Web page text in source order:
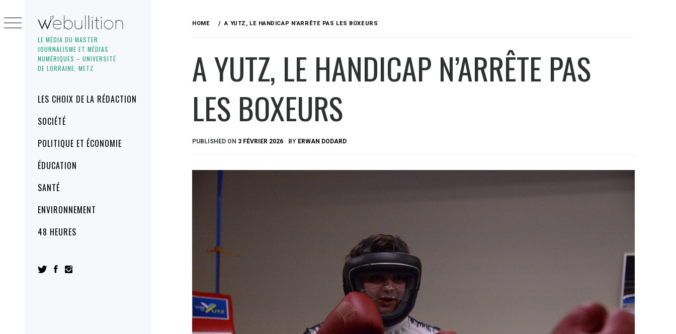
LE MÉDIA DU MASTER
JOURNALISME ET MÉDIAS
NUMÉRIQUES – UNIVERSITÉ
DE LORRAINE, METZ
MenuLES CHOIX DE LA RÉDACTION
SOCIÉTÉ
POLITIQUE ET ÉCONOMIE
ÉDUCATION
SANTÉ
ENVIRONNEMENT
48 HEURES
to
content
HOME A YUTZ, LE HANDICAP N’ARRÊTE PAS LES BOXEURS
A YUTZ, LE HANDICAP N’ARRÊTE PAS
LES BOXEURS
PUBLISHED ON 3 FÉVRIER 2026 BY ERWAN DODARD